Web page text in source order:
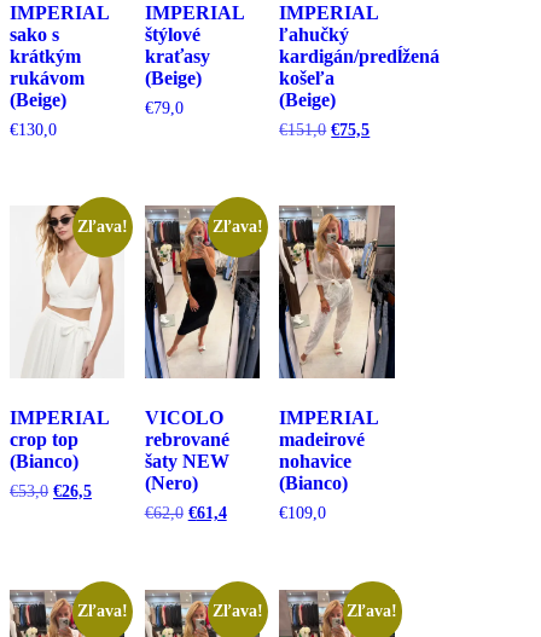
IMPERIAL
sako s
krátkým
rukávom
(Beige)
€130,0
IMPERIAL
štýlové
kraťasy
(Beige)
€79,0
IMPERIAL
ľahučký
kardigán/predĺžená
košeľa
(Beige)
€151,0 Pôvodná
€75,5Aktuálna
Zľava!
IMPERIAL
crop top
(Bianco)
€53,0 Pôvodná
€26,5Aktuálna
Zľava!
VICOLO
rebrované
šaty NEW
(Nero)
€62,0 Pôvodná
€61,4Aktuálna
IMPERIAL
madeirové
nohavice
(Bianco)
€109,0
Zľava! Zľava! Zľava!